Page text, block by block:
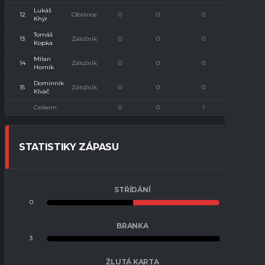
12
Lukáš
Khýr
Obránce 0 0 0
13
Tomáš
Kopka
Záložník 0 0 0
14
Milan
Horník
Záložník 0 0 0
15
Dominnik
Klvač
Záložník 0 0 0
Celkem 0 0 1
STATISTIKY ZÁPASU
STŘÍDÁNÍ
0
BRANKA
3
ŽLUTÁ KARTA